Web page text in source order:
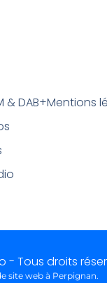
& DAB+Mentions
- Tous droits
site web à Perpignan.